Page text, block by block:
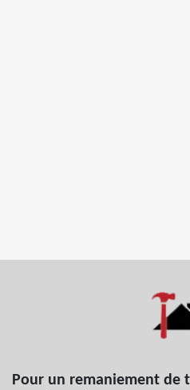
Pour un remaniement de